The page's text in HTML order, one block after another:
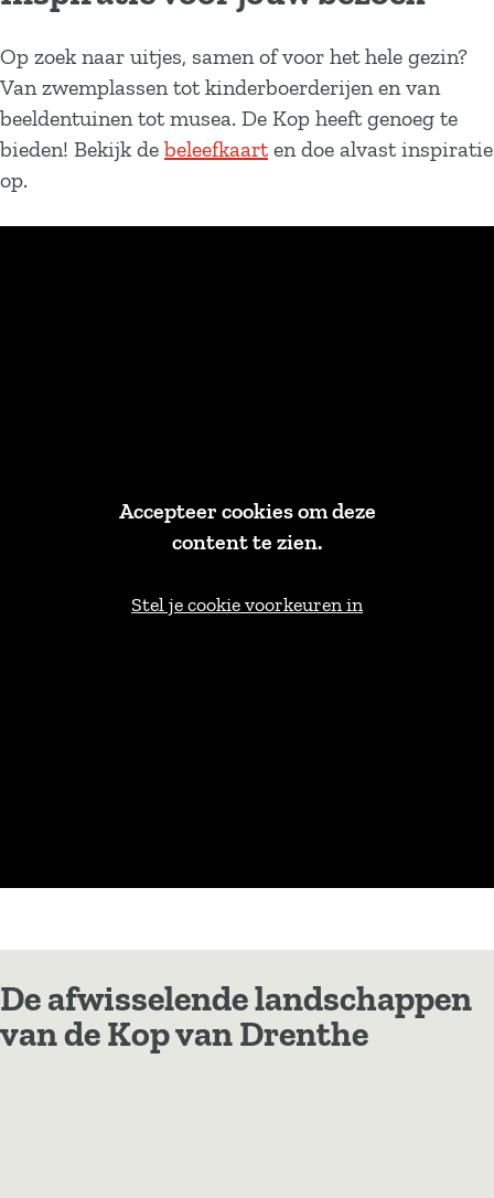
Op zoek naar uitjes, samen of voor het hele gezin?
Van zwemplassen tot kinderboerderijen en van
beeldentuinen tot musea. De Kop heeft genoeg te
bieden! Bekijk de beleefkaarten doe alvast inspiratie
op.
Accepteer cookies om deze
content te zien.
Stel je cookie voorkeuren in
De afwisselende landschappen
van de Kop van Drenthe